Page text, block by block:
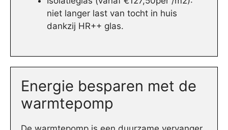
niet langer last van tocht in huis
dankzij HR++ glas.
Energie besparen met de
warmtepomp